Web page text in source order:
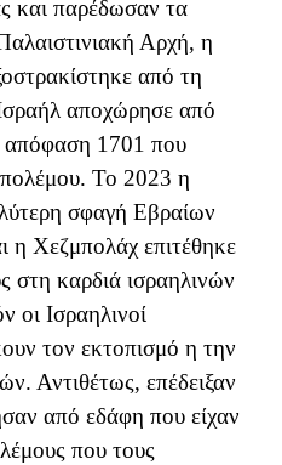
και παρέδωσαν τα
Αρχή, η
από τη
αποχώρησε από
απόφαση 1701 που
Το 2023 η
σφαγή Εβραίων
Χεζμπολάχ επιτέθηκε
στη καρδιά ισραηλινών
οι Ισραηλινοί
τον εκτοπισμό η την
Αντιθέτως, επέδειξαν
από εδάφη που είχαν
που τους